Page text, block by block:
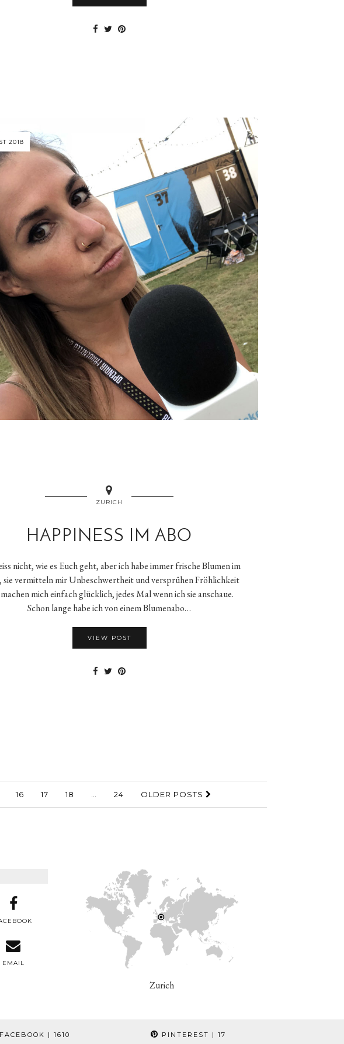
2018
ZURICH
HAPPINESS IM ABO
nicht, wie es Euch geht, aber ich habe immer frische Blumen im
sie vermitteln mir Unbeschwertheit und versprühen Fröhlichkeit
mich einfach glücklich, jedes Mal wenn ich sie anschaue.
Schon lange habe ich von einem Blumenabo…
VIEW POST
16 17 18 24 OLDER POSTS
EMAIL
Zurich
FACEBOOK | 1610 PINTEREST | 17